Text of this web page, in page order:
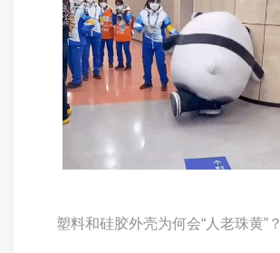
塑料和硅胶外壳为何会“人老珠黄”？